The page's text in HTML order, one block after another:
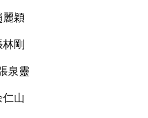
穎
剛
泉靈
山